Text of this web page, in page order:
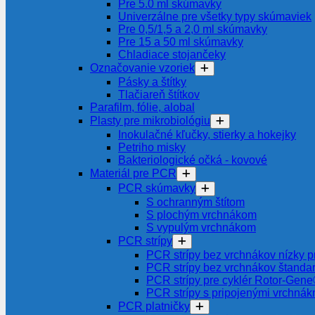
Pre 5.0 ml skúmavky
Univerzálne pre všetky typy skúmaviek
Pre 0,5/1,5 a 2,0 ml skúmavky
Pre 15 a 50 ml skúmavky
Chladiace stojančeky
Označovanie vzoriek
Pásky a štítky
Tlačiareň štítkov
Parafilm, fólie, alobal
Plasty pre mikrobiológiu
Inokulačné kľučky, stierky a hokejky
Petriho misky
Bakteriologické očká - kovové
Materiál pre PCR
PCR skúmavky
S ochranným štítom
S plochým vrchnákom
S vypulým vrchnákom
PCR strípy
PCR strípy bez vrchnákov nízky
PCR strípy bez vrchnákov
PCR strípy pre cyklér Rotor-
PCR strípy s pripojenými
PCR platničky